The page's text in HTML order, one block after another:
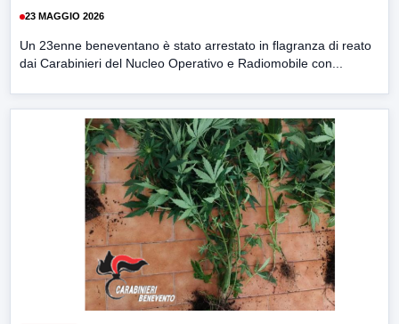
23 MAGGIO 2026
Un 23enne beneventano è stato arrestato in flagranza di reato
dai Carabinieri del Nucleo Operativo e Radiomobile con...